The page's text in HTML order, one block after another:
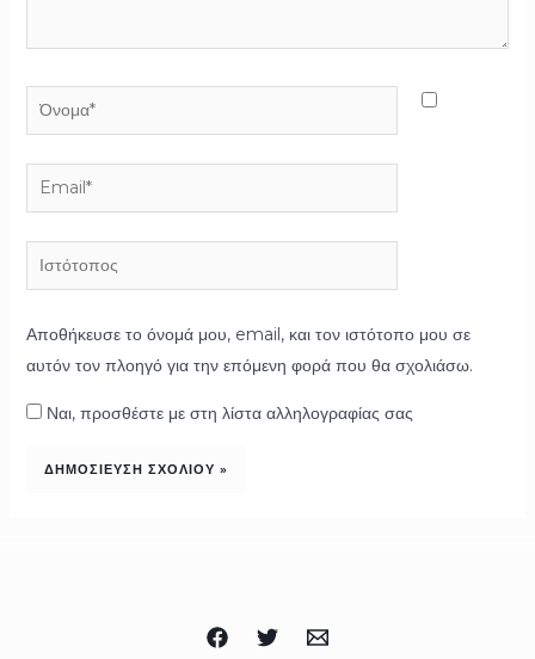
Όνομα*
Email*
Ιστότοπος
Αποθήκευσε το όνομά μου, email, και τον ιστότοπο μου σε
αυτόν τον πλοηγό για την επόμενη φορά που θα σχολιάσω.
Ναι, προσθέστε με στη λίστα αλληλογραφίας σας